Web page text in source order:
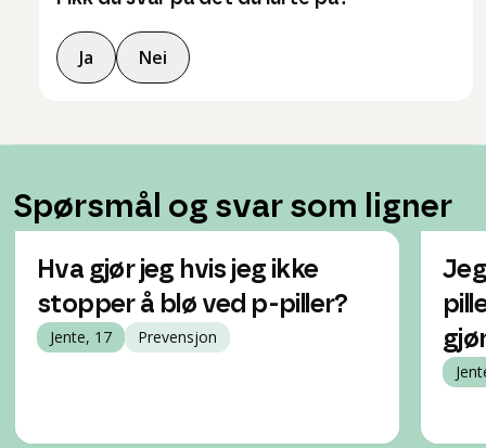
Ja Nei
Spørsmål og svar som ligner
Hva gjør jeg hvis jeg ikke
stopper å blø ved p-piller?
Jente, 17 Prevensjon